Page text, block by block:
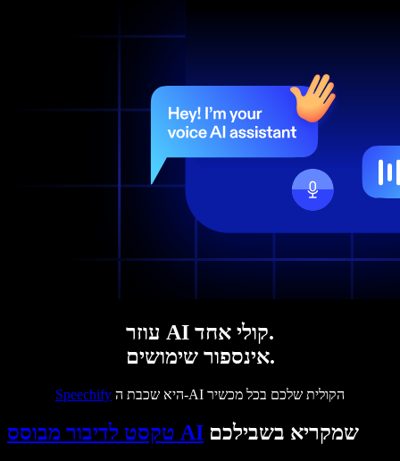
עוזר AI קולי אחד.
אינספור שימושים.
Speechify היא שכבת ה-AI הקולית שלכם בכל מכשיר
טקסט לדיבור מבוסס AI שמקריא בשבילכם